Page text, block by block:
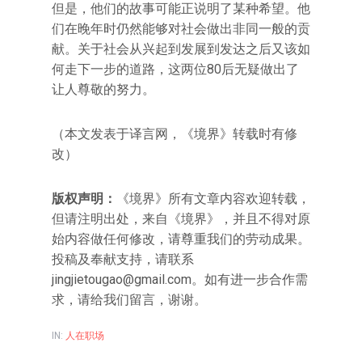
但是，他们的故事可能正说明了某种希望。他
们在晚年时仍然能够对社会做出非同一般的贡
献。关于社会从兴起到发展到发达之后又该如
何走下一步的道路，这两位80后无疑做出了
让人尊敬的努力。
（本文发表于译言网，《境界》转载时有修
改）
版权声明：
《境界》所有文章内容欢迎转载，
但请注明出处，来自《境界》，并且不得对原
始内容做任何修改，请尊重我们的劳动成果。
投稿及奉献支持，请联系
jingjietougao@gmail.com。如有进一步合作需
求，请给我们留言，谢谢。
IN: 人在职场